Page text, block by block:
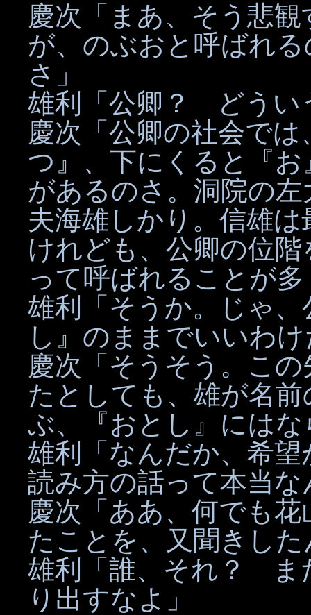
慶次「まあ、そう悲
が、のぶおと呼ばれ
さ」
雄利「公卿？ どうい
慶次「公卿の社会で
つ』、下にくると『
があるのさ。洞院の
夫海雄しかり。信雄
けれども、公卿の位
って呼ばれることが
雄利「そうか。じゃ
し』のままでいいわ
慶次「そうそう。こ
たとしても、雄が名
ぶ、『おとし』には
雄利「なんだか、希
読み方の話って本当
慶次「ああ、何でも
たことを、又聞きし
雄利「誰、それ？ ま
り出すなよ」